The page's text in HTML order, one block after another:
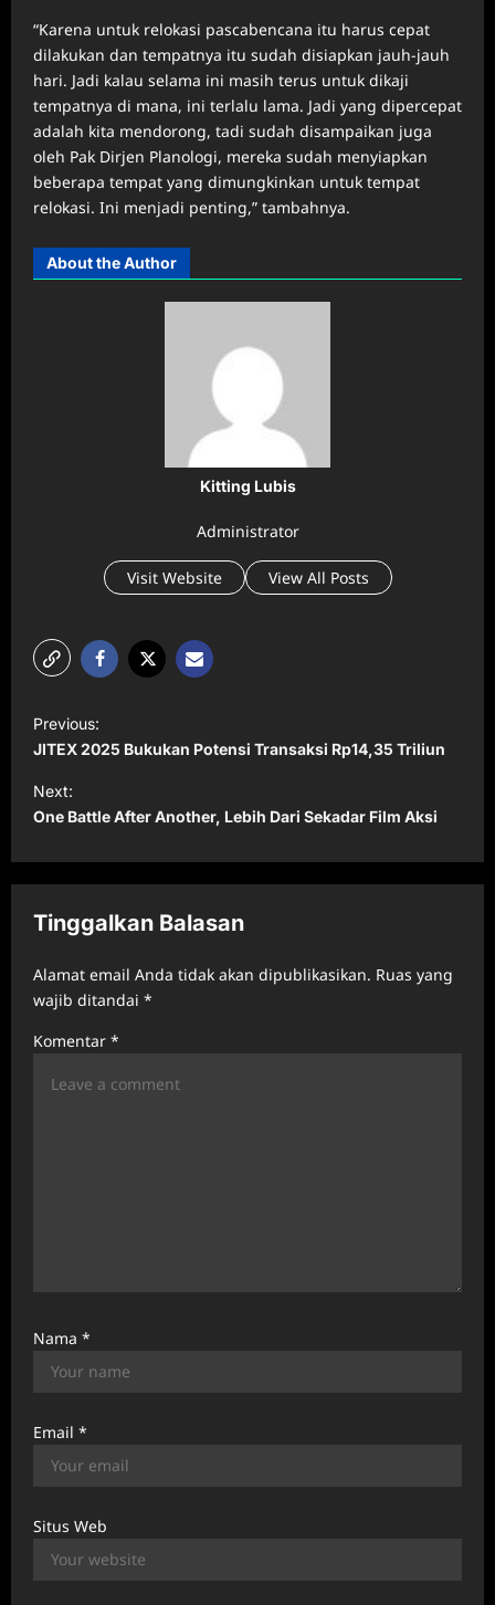
“Karena untuk relokasi pascabencana itu harus cepat
dilakukan dan tempatnya itu sudah disiapkan jauh-jauh
hari. Jadi kalau selama ini masih terus untuk dikaji
tempatnya di mana, ini terlalu lama. Jadi yang dipercepat
adalah kita mendorong, tadi sudah disampaikan juga
oleh Pak Dirjen Planologi, mereka sudah menyiapkan
beberapa tempat yang dimungkinkan untuk tempat
relokasi. Ini menjadi penting,” tambahnya.
About the Author
Kitting Lubis
Administrator
Visit Website View All Posts
o
s
t
a
v
g
t
Previous:
JITEX 2025 Bukukan Potensi Transaksi Rp14,35 Triliun
Next:
One Battle After Another, Lebih Dari Sekadar Film Aksi
Tinggalkan Balasan
Alamat email Anda tidak akan dipublikasikan. Ruas yang
wajib ditandai *
Komentar *
Nama *
Email *
Situs Web